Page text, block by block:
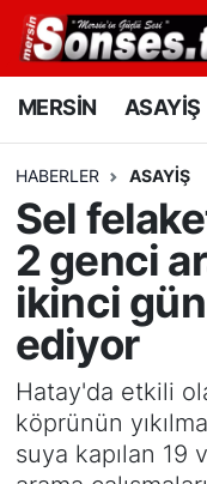
MERSİN ASAYİŞ
HABERLER ASAYİŞ
Sel
2 genci
ikinci
ediyor
Hatay'da etkili
köprünün
suya kapılan 19
MERSİN
SPOR
GÜNÜN
DÜNYA
KÜLTÜR -
MAGAZİN
Mersin
Mersin
Mersin Trafik
Süper Lig
Tüm
Son Dakika